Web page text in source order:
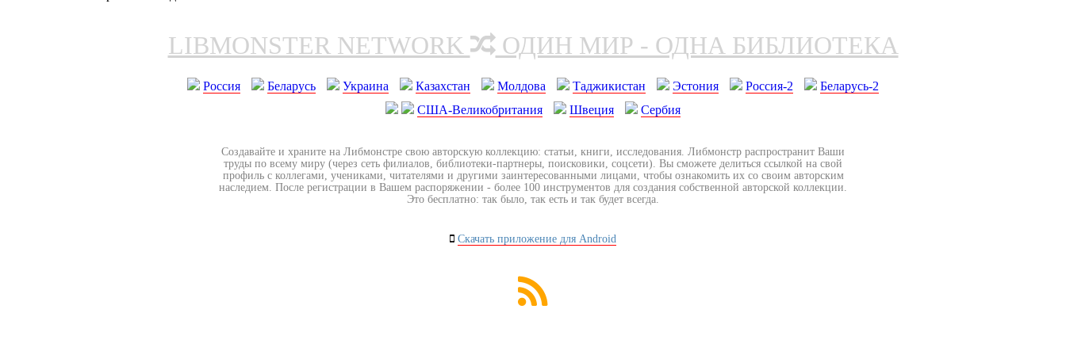
LIBMONSTER NETWORK ОДИН МИР - ОДНА БИБЛИОТЕКА
Россия Беларусь Украина Казахстан Молдова Таджикистан Эстония Россия-2
Беларусь-2
США-Великобритания
Швеция Сербия
Создавайте и храните на Либмонстре свою авторскую коллекцию: статьи, книги, исследования. Либмонстр распространит Ваши
труды по всему миру (через сеть филиалов, библиотеки-партнеры, поисковики, соцсети). Вы сможете делиться ссылкой на свой
профиль с коллегами, учениками, читателями и другими заинтересованными лицами, чтобы ознакомить их со своим авторским
наследием. После регистрации в Вашем распоряжении - более 100 инструментов для создания собственной авторской коллекции.
Это бесплатно: так было, так есть и так будет всегда.
Скачать приложение для Android